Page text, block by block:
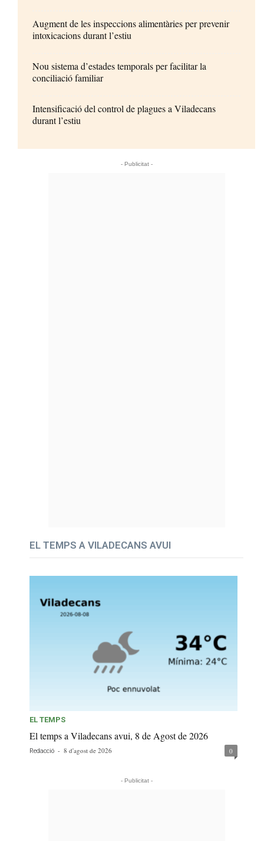
Augment de les inspeccions alimentàries per prevenir
intoxicacions durant l’estiu
Nou sistema d’estades temporals per facilitar la
conciliació familiar
Intensificació del control de plagues a Viladecans
durant l’estiu
- Publicitat -
EL TEMPS A VILADECANS AVUI
EL TEMPS
El temps a Viladecans avui, 8 de Agost de 2026
Redacció - 8 d'agost de 2026 0
- Publicitat -